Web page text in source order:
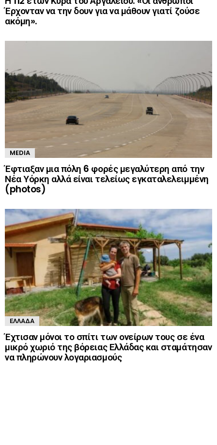
Έρχονταν να την δουν για να μάθουν γιατί ζούσε
ακόμη».
MEDIA
Έφτιαξαν μια πόλη 6 φορές μεγαλύτερη από την
Νέα Υόρκη αλλά είναι τελείως εγκαταλελειμμένη
(photos)
ΕΛΛΆΔΑ
Έχτισαν μόνοι το σπίτι των ονείρων τους σε ένα
μικρό χωριό της βόρειας Ελλάδας και σταμάτησαν
να πληρώνουν λογαριασμούς